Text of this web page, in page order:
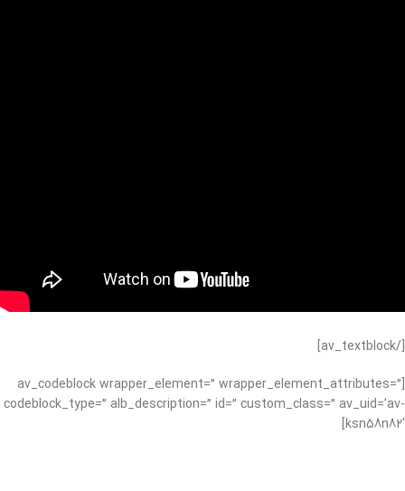
[/av_textblock]
[av_codeblock wrapper_element=” wrapper_element_attributes=”
codeblock_type=” alb_description=” id=” custom_class=” av_uid=’av-
ksn58n82′]